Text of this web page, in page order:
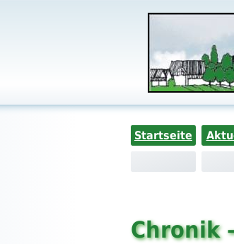
Startseite
Chronik